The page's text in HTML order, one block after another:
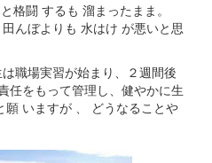
格闘 するも 溜まったまま。
んぼよりも 水はけ が悪いと思
職場実習が始まり、２週間後
任をもって管理し、健やかに生
いますが 、 どうなることや